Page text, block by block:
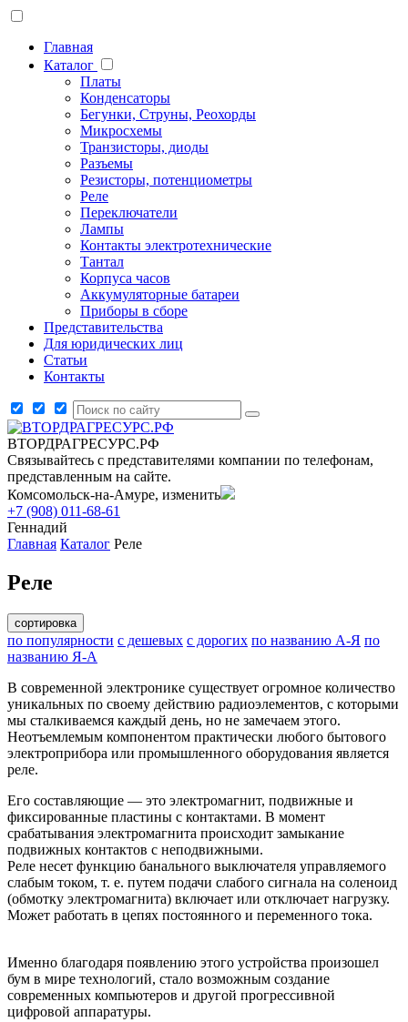
Главная
Каталог
Платы
Конденсаторы
Бегунки, Струны, Реохорды
Микросхемы
Транзисторы, диоды
Разъемы
Резисторы, потенциометры
Реле
Переключатели
Лампы
Контакты электротехнические
Тантал
Корпуса часов
Аккумуляторные батареи
Приборы в сборе
Представительства
Для юридических лиц
Статьи
Контакты
ВТОРДРАГРЕСУРС.РФ
Связывайтесь с представителями компании по телефонам,
представленным на сайте.
Комсомольск-на-Амуре, изменить
+7 (908) 011-68-61
Геннадий
Главная Каталог Реле
Реле
сортировка
по популярности с дешевых с дорогих по названию А-Я по
названию Я-А
В современной электронике существует огромное количество
уникальных по своему действию радиоэлементов, с которыми
мы сталкиваемся каждый день, но не замечаем этого.
Неотъемлемым компонентом практически любого бытового
электроприбора или промышленного оборудования является
реле.
Его составляющие — это электромагнит, подвижные и
фиксированные пластины с контактами. В момент
срабатывания электромагнита происходит замыкание
подвижных контактов с неподвижными.
Реле несет функцию банального выключателя управляемого
слабым током, т. е. путем подачи слабого сигнала на соленоид
(обмотку электромагнита) включает или отключает нагрузку.
Может работать в цепях постоянного и переменного тока.
Именно благодаря появлению этого устройства произошел
бум в мире технологий, стало возможным создание
современных компьютеров и другой прогрессивной
цифровой аппаратуры.